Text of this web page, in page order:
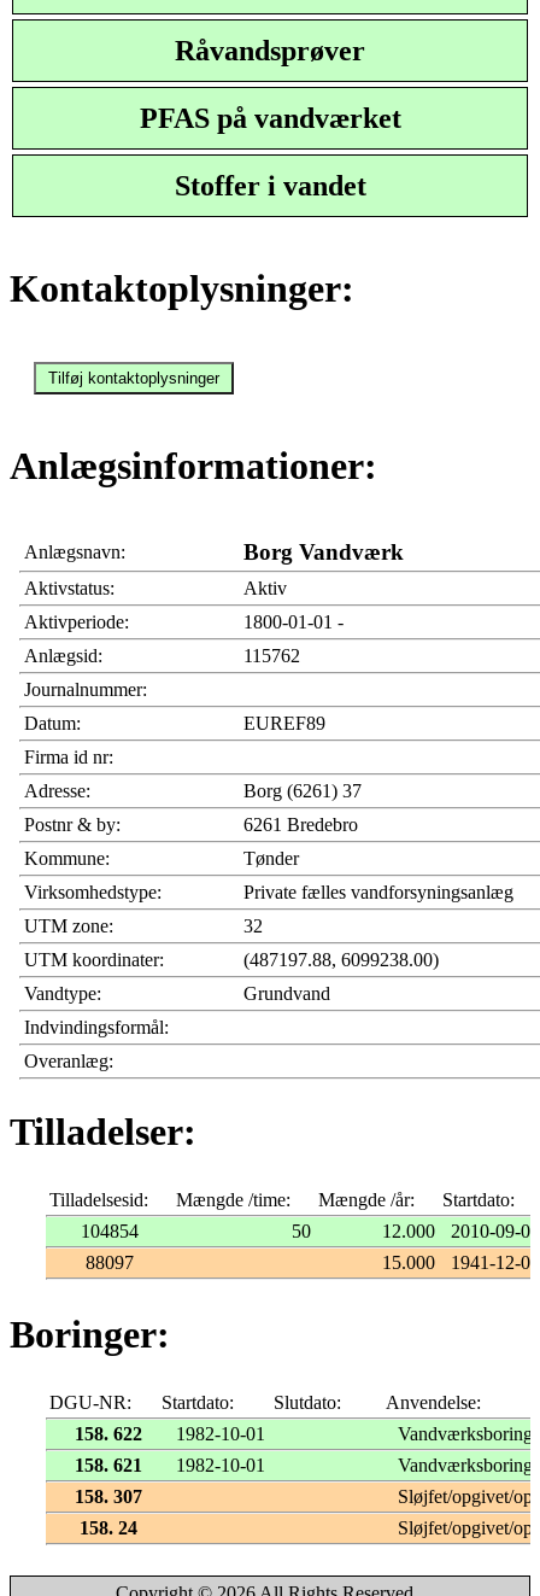
Råvandsprøver
PFAS på vandværket
Stoffer i vandet
Kontaktoplysninger:
Anlægsinformationer:
Anlægsnavn: Borg Vandværk
Aktivstatus:
Aktiv
Aktivperiode:
1800-01-01 -
Anlægsid:
115762
Journalnummer:
Datum:
EUREF89
Firma id nr:
Adresse:
Borg (6261) 37
Postnr & by:
6261 Bredebro
Kommune:
Tønder
Virksomhedstype:
Private fælles vandforsyningsanlæg
UTM zone:
32
UTM koordinater:
(487197.88, 6099238.00)
Vandtype:
Grundvand
Indvindingsformål:
Overanlæg:
Tilladelser:
Tilladelsesid: Mængde /time: Mængde /år:
Startdato:
104854
50 12.000
2010-09-02
88097
15.000 1941-12-08
Boringer:
DGU-NR: Startdato: Slutdato:
Anvendelse:
158. 622
1982-10-01
Vandværksboring
158. 621
1982-10-01
Vandværksboring
158. 307
Sløjfet/opgivet/
158. 24
Sløjfet/opgivet/